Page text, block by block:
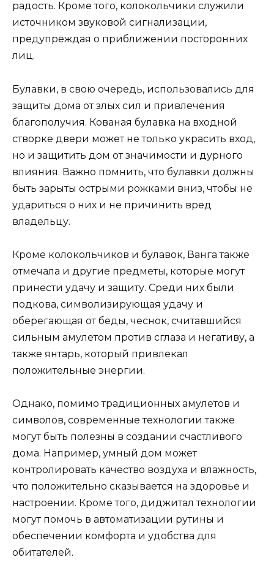
радость. Кроме того, колокольчики служили
источником звуковой сигнализации,
предупреждая о приближении посторонних
лиц.
Булавки, в свою очередь, использовались для
защиты дома от злых сил и привлечения
благополучия. Кованая булавка на входной
створке двери может не только украсить вход,
но и защитить дом от значимости и дурного
влияния. Важно помнить, что булавки должны
быть зарыты острыми рожками вниз, чтобы не
удариться о них и не причинить вред
владельцу.
Кроме колокольчиков и булавок, Ванга также
отмечала и другие предметы, которые могут
принести удачу и защиту. Среди них были
подкова, символизирующая удачу и
оберегающая от беды, чеснок, считавшийся
сильным амулетом против сглаза и негативу, а
также янтарь, который привлекал
положительные энергии.
Однако, помимо традиционных амулетов и
символов, современные технологии также
могут быть полезны в создании счастливого
дома. Например, умный дом может
контролировать качество воздуха и влажность,
что положительно сказывается на здоровье и
настроении. Кроме того, диджитал технологии
могут помочь в автоматизации рутины и
обеспечении комфорта и удобства для
обитателей.